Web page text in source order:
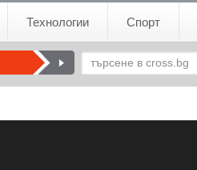
Технологии Спорт